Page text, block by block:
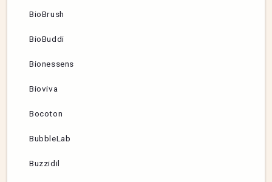
BioBrush
BioBuddi
Bionessens
Bioviva
Bocoton
BubbleLab
Buzzidil